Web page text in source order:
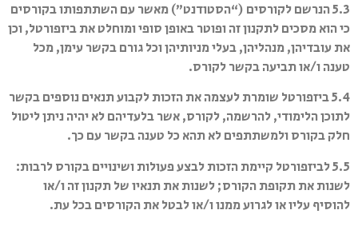
5.3 הנרשם לקורסים (“הסטודנט”) מאשר עם השתתפותו בקורסים
כי הוא מסכים לתקנון זה ופוטר באופן סופי ומוחלט את ביזפורטל, וכן
את עובדיהן, מנהליהן, בעלי מניותיהן וכל גורם בקשר עימן, מכל
טענה ו/או תביעה בקשר לקורס.
5.4 ביזפורטל שומרת לעצמה את הזכות לקבוע תנאים נוספים בקשר
לתוכן הלימודי, להרשמה, לקורס, אשר בלעדיהם לא יהיה ניתן ליטול
חלק בקורס ולמשתתפים לא תהא כל טענה בקשר עם כך.
5.5 לביזפורטל קיימת הזכות לבצע פעולות ושינויים בקורס לרבות:
לשנות את תקופת הקורס; לשנות את תנאיו של תקנון זה ו/או
להוסיף עליו או לגרוע ממנו ו/או לבטל את הקורסים בכל עת.